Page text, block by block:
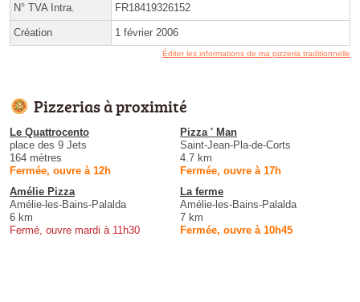
N° TVA Intra. FR18419326152
Création 1 février 2006
Éditer les informations de ma pizzeria traditionnelle
Pizzerias à proximité
Le Quattrocento
place des 9 Jets
164 mètres
Fermée, ouvre à 12h
Pizza ' Man
Saint-Jean-Pla-de-Corts
4.7 km
Fermée, ouvre à 17h
Amélie Pizza
Amélie-les-Bains-Palalda
6 km
Fermé, ouvre mardi à 11h30
La ferme
Amélie-les-Bains-Palalda
7 km
Fermée, ouvre à 10h45